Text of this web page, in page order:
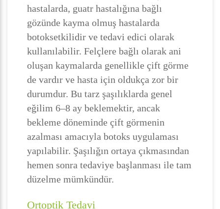
hastalarda, guatr hastalığına bağlı
gözünde kayma olmuş hastalarda
botoksetkilidir ve tedavi edici olarak
kullanılabilir. Felçlere bağlı olarak ani
oluşan kaymalarda genellikle çift görme
de vardır ve hasta için oldukça zor bir
durumdur. Bu tarz şaşılıklarda genel
eğilim 6–8 ay beklemektir, ancak
bekleme döneminde çift görmenin
azalması amacıyla botoks uygulaması
yapılabilir. Şaşılığın ortaya çıkmasından
hemen sonra tedaviye başlanması ile tam
düzelme mümkündür.
Ortoptik Tedavi